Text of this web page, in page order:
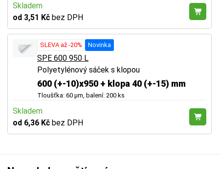
Skladem
od 3,51 Kč bez DPH
SLEVA až -20% Novinka
SPE 600 950 L
Polyetylénový sáček s klopou
600 (+-10)x950 + klopa 40 (+-15) mm
Tloušťka: 60 µm, balení: 200 ks
Skladem
od 6,36 Kč bez DPH